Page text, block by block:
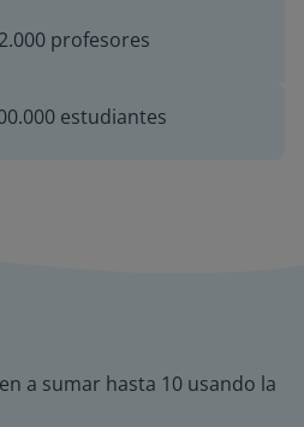
profesores
estudiantes
a sumar hasta 10 usando la